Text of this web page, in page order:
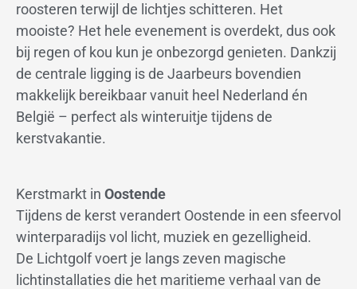
roosteren terwijl de lichtjes schitteren. Het
mooiste? Het hele evenement is overdekt, dus ook
bij regen of kou kun je onbezorgd genieten. Dankzij
de centrale ligging is de Jaarbeurs bovendien
makkelijk bereikbaar vanuit heel Nederland én
België – perfect als winteruitje tijdens de
kerstvakantie.
Kerstmarkt in Oostende
Tijdens de kerst verandert Oostende in een sfeervol
winterparadijs vol licht, muziek en gezelligheid.
De Lichtgolf voert je langs zeven magische
lichtinstallaties die het maritieme verhaal van de